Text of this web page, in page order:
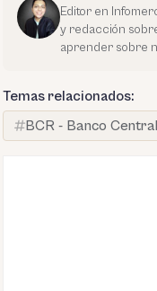
Editor en
y redacción
aprender sobre
Temas relacionados:
BCR - Banco